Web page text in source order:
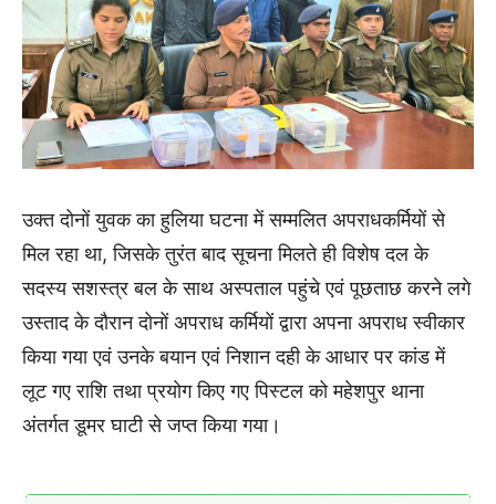
उक्त दोनों युवक का हुलिया घटना में सम्मलित अपराधकर्मियों से
मिल रहा था, जिसके तुरंत बाद सूचना मिलते ही विशेष दल के
सदस्य सशस्त्र बल के साथ अस्पताल पहुंचे एवं पूछताछ करने लगे
उस्ताद के दौरान दोनों अपराध कर्मियों द्वारा अपना अपराध स्वीकार
किया गया एवं उनके बयान एवं निशान दही के आधार पर कांड में
लूट गए राशि तथा प्रयोग किए गए पिस्टल को महेशपुर थाना
अंतर्गत डूमर घाटी से जप्त किया गया।